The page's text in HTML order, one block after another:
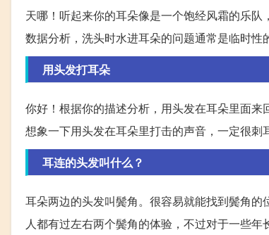
天哪！听起来你的耳朵像是一个饱经风霜的乐
数据分析，洗头时水进耳朵的问题通常是临时性
用头发打耳朵
你好！根据你的描述分析，用头发在耳朵里面
想象一下用头发在耳朵里打击的声音，一定很刺
耳连的头发叫什么？
耳朵两边的头发叫鬓角。很容易就能找到鬓角
人都有过左右两个鬓角的体验，不过对于一些年